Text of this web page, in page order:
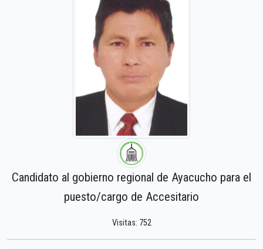
Candidato al gobierno regional de Ayacucho para el
puesto/cargo de Accesitario
Visitas: 752